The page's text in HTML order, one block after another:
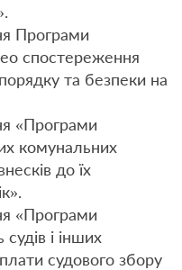
Програми
спостереження
та безпеки на
«Програми
комунальних
до їх
«Програми
і інших
судового збору